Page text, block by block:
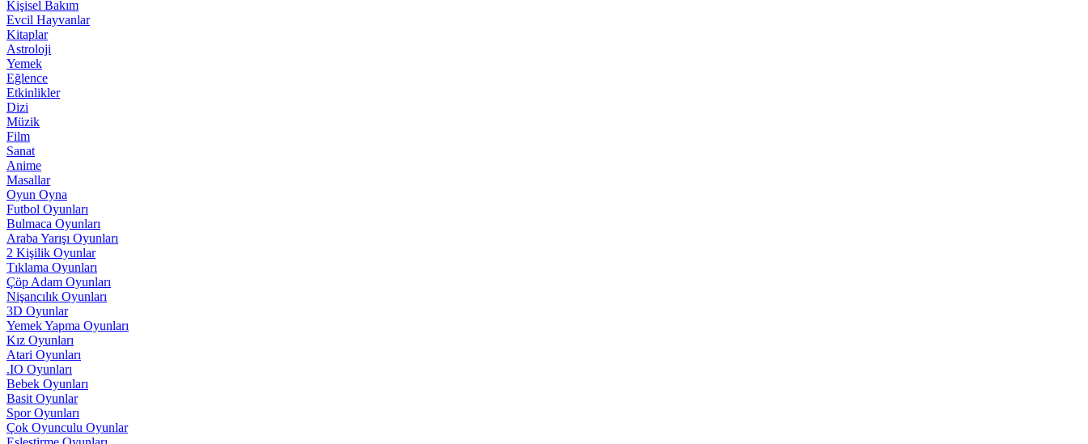
Kişisel Bakım
Evcil Hayvanlar
Kitaplar
Astroloji
Yemek
Eğlence
Etkinlikler
Dizi
Müzik
Film
Sanat
Anime
Masallar
Oyun Oyna
Futbol Oyunları
Bulmaca Oyunları
Araba Yarışı Oyunları
2 Kişilik Oyunlar
Tıklama Oyunları
Çöp Adam Oyunları
Nişancılık Oyunları
3D Oyunlar
Yemek Yapma Oyunları
Kız Oyunları
Atari Oyunları
.IO Oyunları
Bebek Oyunları
Basit Oyunlar
Spor Oyunları
Çok Oyunculu Oyunlar